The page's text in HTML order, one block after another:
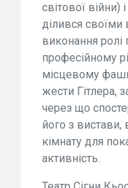
світової війни)
ділився
виконання
професійному
місцевому
жести Гітлера,
через що
його з
кімнату для
активність.